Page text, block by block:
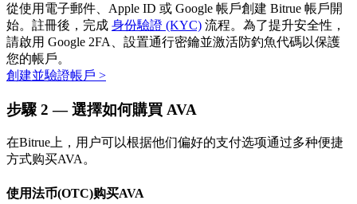
借貸數字貨幣，及時且安全的服務
從使用電子郵件、Apple ID 或 Google 帳戶創建 Bitrue 帳戶開
始。註冊後，完成 身份驗證 (KYC) 流程。為了提升安全性，
請啟用 Google 2FA、設置通行密鑰並激活防釣魚代碼以保護
您的帳戶。
創建並驗證帳戶 >
步驟 2 — 選擇如何購買 AVA
在Bitrue上，用户可以根据他们偏好的支付选项通过多种便捷
方式购买AVA。
使用法币(OTC)购买AVA